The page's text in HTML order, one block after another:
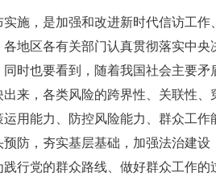
，是加强和改进新时代信访工作
地区各有关部门认真贯彻落实中
时也要看到，随着我国社会主要
来，各类风险的跨界性、关联性
用能力、防控风险能力、群众工
防，夯实基层基础，加强法治建
行党的群众路线、做好群众工作